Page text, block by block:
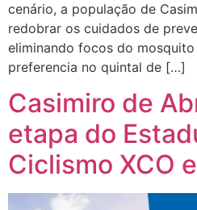
cenário, a população de
redobrar os cuidados de
eliminando focos do
preferencia no quintal de […]
Casimiro de
etapa do
Ciclismo XCO